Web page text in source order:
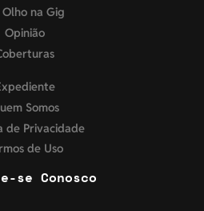
Olho na Gig
Opinião
Somos
de Privacidade
de Uso
se Conosco